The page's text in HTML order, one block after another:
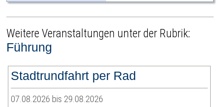
Weitere Veranstaltungen unter der Rubrik:
Führung
Stadtrundfahrt per Rad
07.08.2026 bis 29.08.2026